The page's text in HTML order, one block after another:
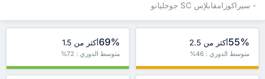
- سيراكوزامقابلإس SC جوجليانو
55%أكثر من 2.5
متوسط الدوري : 46%
69%أكثر من 1.5
متوسط الدوري : 72%